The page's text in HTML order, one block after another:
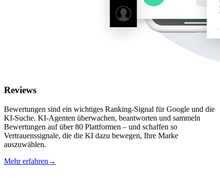
Reviews
Bewertungen sind ein wichtiges Ranking-Signal für Google und die
KI-Suche. KI-Agenten überwachen, beantworten und sammeln
Bewertungen auf über 80 Plattformen – und schaffen so
Vertrauenssignale, die die KI dazu bewegen, Ihre Marke
auszuwählen.
Mehr erfahren →